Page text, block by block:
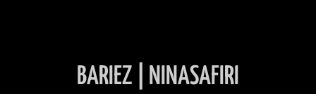
BARIEZ | NINASAFIRI